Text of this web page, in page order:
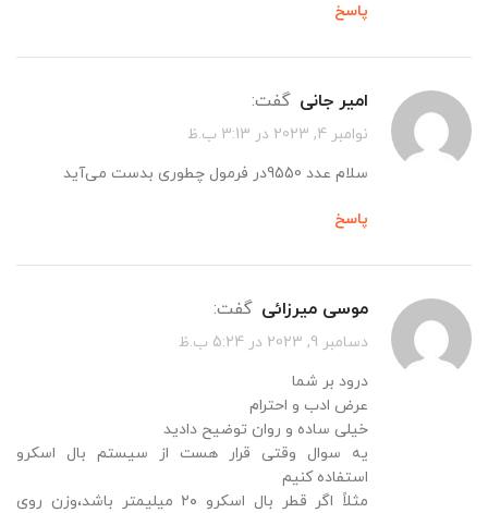
پاسخ
امیر جانی گفت:
نوامبر 4, 2023 در 3:13 ب.ظ
سلام عدد 9550در فرمول چطوری بدست می‌آید
پاسخ
موسی میرزائی گفت:
دسامبر 9, 2023 در 5:24 ب.ظ
درود بر شما
عرض ادب و احترام
خیلی ساده و روان توضیح دادید
یه سوال وقتی قرار هست از سیستم بال اسکرو
استفاده کنیم
مثلاً اگر قطر بال اسکرو ٢٠ میلیمتر باشد،وزن روی